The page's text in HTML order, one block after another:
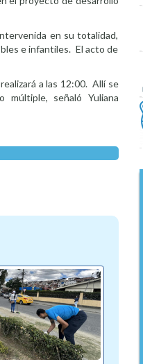
en su totalidad,
e infantiles. El acto de
a las 12:00. Allí se
múltiple, señaló Yuliana